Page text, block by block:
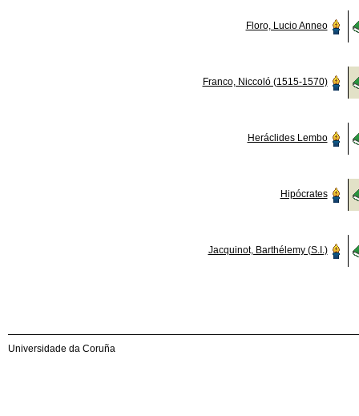
Floro, Lucio Anneo
Franco, Niccoló (1515-1570)
Heráclides Lembo
Hipócrates
Jacquinot, Barthélemy (S.I.)
Universidade da Coruña